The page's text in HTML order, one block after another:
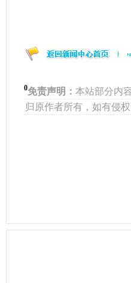
0免责声明： 本站部分内
归原作者所有，如有侵